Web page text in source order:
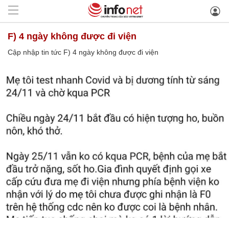
F) 4 ngày không được đi viện
Cập nhập tin tức F) 4 ngày không được đi viện